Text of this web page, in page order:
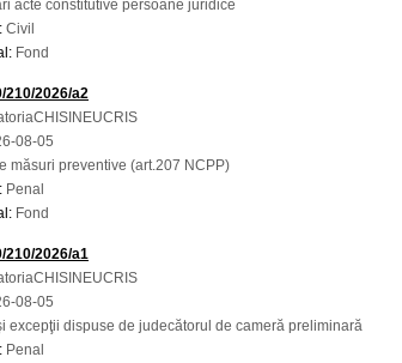
acte constitutive persoane juridice
Civil
Fond
210/2026/a2
08-05
măsuri preventive (art.207 NCPP)
Penal
Fond
210/2026/a1
08-05
excepţii dispuse de judecătorul de cameră preliminară
Penal